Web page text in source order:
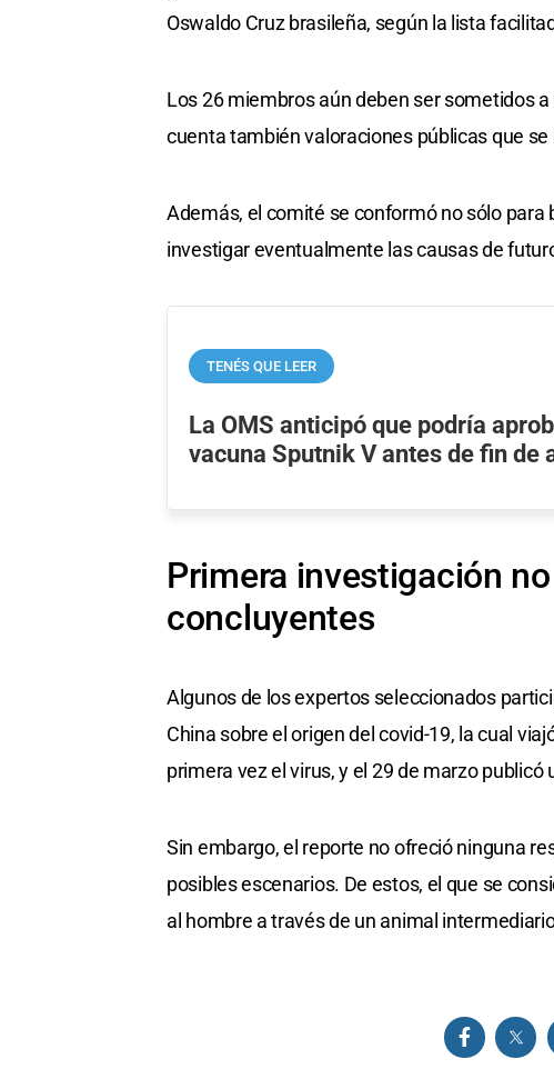
Oswaldo Cruz brasileña, según la lista
Los 26 miembros aún deben ser sometidos
cuenta también valoraciones públicas que
Además, el comité se conformó no sólo
investigar eventualmente las causas de
TENÉS QUE LEER
La OMS anticipó que podría
vacuna Sputnik V antes de fin de
Primera investigación
concluyentes
Algunos de los expertos seleccionados
China sobre el origen del covid-19, la cual
primera vez el virus, y el 29 de marzo publicó
Sin embargo, el reporte no ofreció ninguna
posibles escenarios. De estos, el que se
al hombre a través de un animal